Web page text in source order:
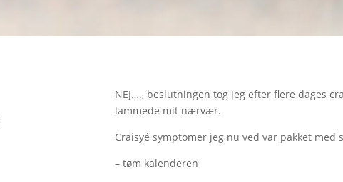
NEJ…., beslutningen tog jeg efter flere dages
lammede mit nærvær.
Craisyé symptomer jeg nu ved var pakket med
– tøm kalenderen